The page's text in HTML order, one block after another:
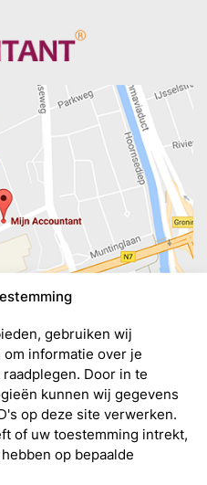
gebruiken wij
informatie over je
Door in te
kunnen wij gegevens
op deze site verwerken.
of uw toestemming intrekt,
op bepaalde